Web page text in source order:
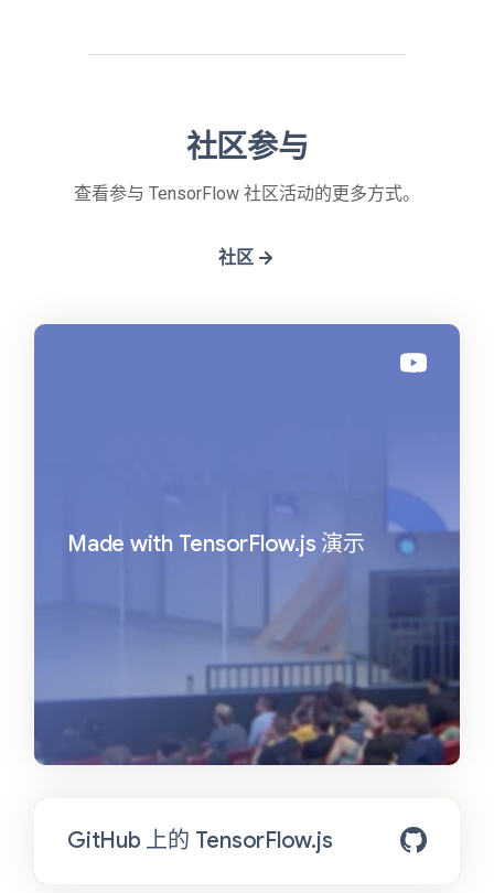
社区参与
查看参与 TensorFlow 社区活动的更多方式。
社区
Made with TensorFlow.js 演示
GitHub 上的 TensorFlow.js